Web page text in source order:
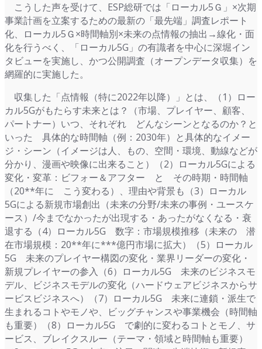
こうした声を受けて、ESP総研では「ローカル5Ｇ」×次期
事業計画を立案するための最新の「最先端」調査レポート
化、ローカル5Ｇ×時間軸別×未来の点情報の抽出→線化・面
化を行うべく、「ローカル5G」の有識者を中心に深堀イン
タビューを実施し、かつ公開調査（オープンデータ収集）を
網羅的に実施した。
収集した「点情報（特に2022年以降）」とは、（1）ロー
カル5Gがもたらす未来とは？（市場、プレイヤー、顧客、
パートナー）いつ、それぞれ どんなシーンとなるのか？と
いった 具体的な時間軸（例：2030年）と具体的なイメー
ジ・シーン（イメージは人、もの、空間・環境、動線などが
分かり、漫画や映像に出来ること）（2）ローカル5Gによる
変化・変革：ビフォー＆アフター と その時期・時間軸
（20**年に こう変わる）、理由や背景も（3）ローカル
5Gによる新規市場創出（未来の分野/未来の事例・ユースケ
ース）/今までなかったが出現する・あったがなくなる・衰
退する（4）ローカル5G 数字：市場規模推移（未来の 潜
在市場規模：20**年に***億円市場に拡大）（5）ローカル
5G 未来のプレイヤー構図の変化・業界リーダーの変化・
新規プレイヤーの参入（6）ローカル5G 未来のビジネスモ
デル、ビジネスモデルの変化（ハードウェアビジネスからサ
ービスビジネスへ）（7）ローカル5G 未来に連鎖・派生で
生まれるコトやモノや、ビッグチャンスや事業機会（時間軸
も重要）（8）ローカル5G で劇的に変わるコトとモノ、サ
ービス、ブレイクスルー（テーマ・領域と時間軸も重要）